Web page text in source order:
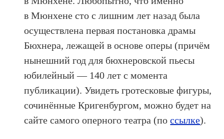
в Мюнхене сто с лишним лет назад была
осуществлена первая постановка драмы
Бюхнера, лежащей в основе оперы (причём
нынешний год для бюхнеровской пьесы
юбилейный — 140 лет с момента
публикации). Увидеть гротесковые фигуры,
сочинённые Кригенбургом, можно будет на
сайте самого оперного театра (поссылке).